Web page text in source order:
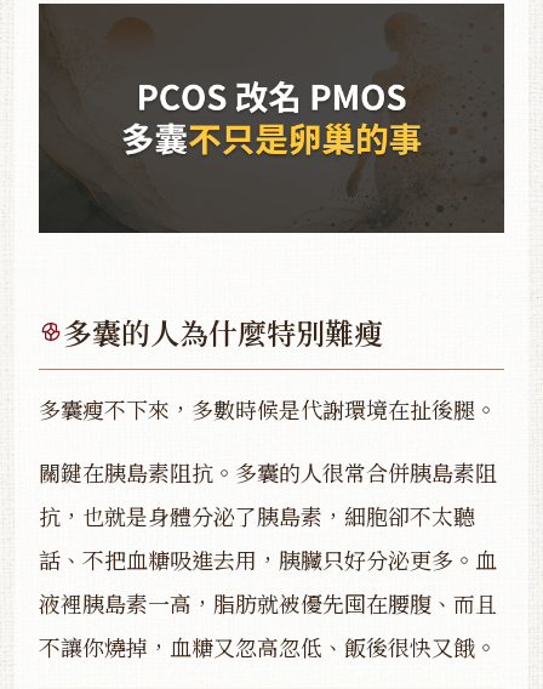
多囊的人為什麼特別難瘦
多囊瘦不下來，多數時候是代謝環境在扯後腿。
關鍵在胰島素阻抗。多囊的人很常合併胰島素阻
抗，也就是身體分泌了胰島素，細胞卻不太聽
話、不把血糖吸進去用，胰臟只好分泌更多。血
液裡胰島素一高，脂肪就被優先囤在腰腹、而且
不讓你燒掉，血糖又忽高忽低、飯後很快又餓。